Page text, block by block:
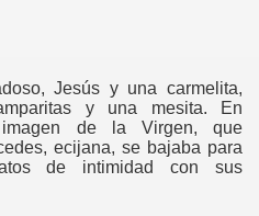
Jesús y una carmelita,
y una mesita. En
de la Virgen, que
ecijana, se bajaba para
de intimidad con sus